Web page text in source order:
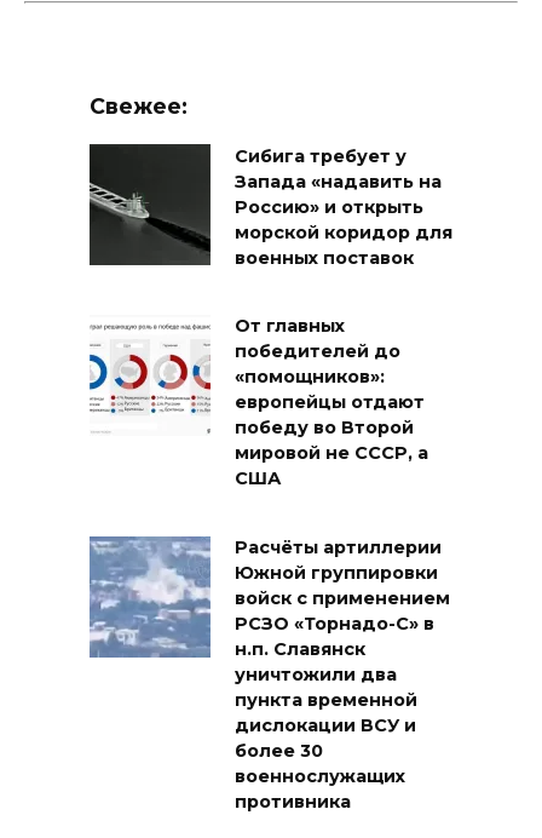
Свежее:
Сибига требует у
Запада «надавить на
Россию» и открыть
морской коридор для
военных поставок
От главных
победителей до
«помощников»:
европейцы отдают
победу во Второй
мировой не СССР, а
США
Расчёты артиллерии
Южной группировки
войск с применением
РСЗО «Торнадо-С» в
н.п. Славянск
уничтожили два
пункта временной
дислокации ВСУ и
более 30
военнослужащих
противника